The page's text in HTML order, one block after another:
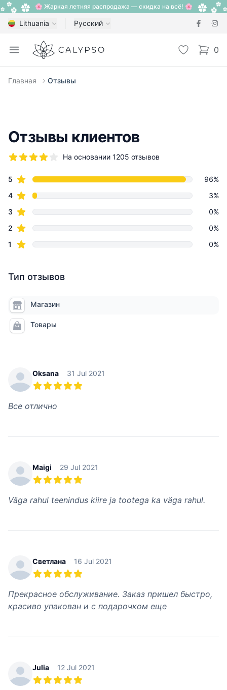
🌸 Жаркая летняя распродажа — скидка на всё! 🌸
Lithuania Русский
Open menu
Calypso Избранное
0
items
Главная Отзывы
Отзывы клиентов
На основании 1205 отзывов
Review data
5 star reviews
96%
4star reviews
3%
3 star reviews
0%
2 star reviews
0%
1 star reviews 0%
Тип отзывов
Магазин
Товары
Recent reviews
Oksana 31 Jul 2021
Все отлично
Maigi 29 Jul 2021
Väga rahul teenindus kiire ja tootega ka väga rahul.
Светлана 16 Jul 2021
Прекрасное обслуживание. Заказ пришел быстро,
красиво упакован и с подарочком еще
Julia 12 Jul 2021